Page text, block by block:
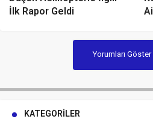
İlk Rapor Geldi
Yorumları Göster
KATEGORILER